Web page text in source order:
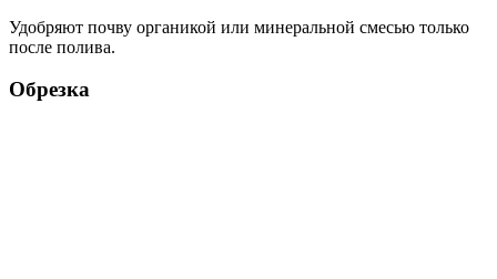
Удобряют почву органикой или минеральной смесью только
после полива.
Обрезка